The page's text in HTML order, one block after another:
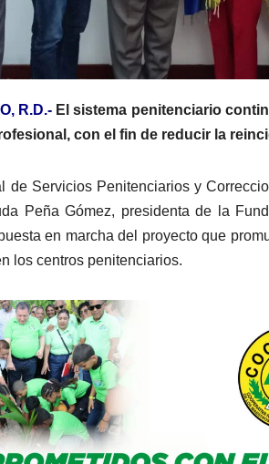
R.D.- El sistema penitenciario
con el fin de reducir la
de Servicios Penitenciarios y
Peña Gómez, presidenta de la
en marcha del proyecto que
los centros penitenciarios.